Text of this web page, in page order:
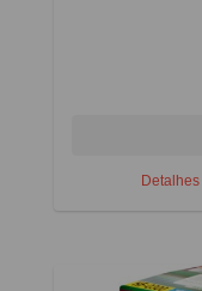
Detalhes